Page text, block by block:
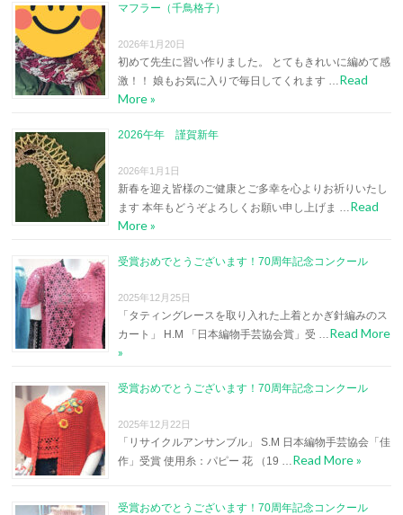
マフラー（千鳥格子）
2026年1月20日
初めて先生に習い作りました。 とてもきれいに編めて感
激！！ 娘もお気に入りで毎日してくれます … Read
More »
2026午年 謹賀新年
2026年1月1日
新春を迎え皆様のご健康とご多幸を心よりお祈りいたし
ます 本年もどうぞよろしくお願い申し上げま … Read
More »
受賞おめでとうございます！70周年記念コンクール
2025年12月25日
「タティングレースを取り入れた上着とかぎ針編みのス
カート」 H.M 「日本編物手芸協会賞」受 … Read More
»
受賞おめでとうございます！70周年記念コンクール
2025年12月22日
「リサイクルアンサンブル」 S.M 日本編物手芸協会「佳
作」受賞 使用糸：パピー 花 （19 … Read More »
受賞おめでとうございます！70周年記念コンクール